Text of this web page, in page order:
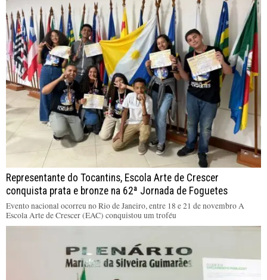
Representante do Tocantins, Escola Arte de Crescer
conquista prata e bronze na 62ª Jornada de Foguetes
Evento nacional ocorreu no Rio de Janeiro, entre 18 e 21 de novembro A
Escola Arte de Crescer (EAC) conquistou um troféu